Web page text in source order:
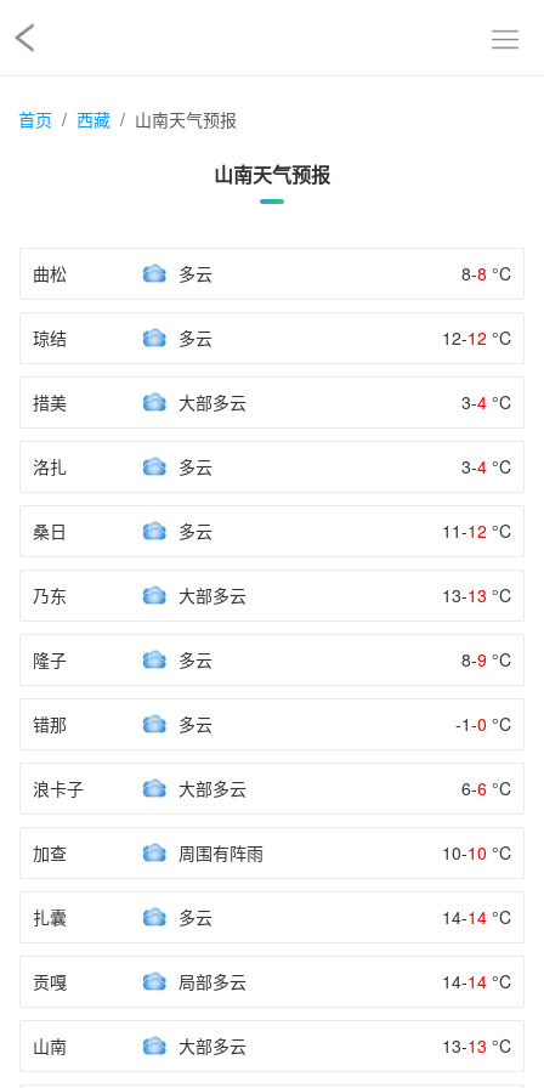
首页 西藏 山南天气预报
山南天气预报
曲松 多云 8-8 °C
琼结 多云 12-12 °C
措美 大部多云 3-4 °C
洛扎 多云 3-4 °C
桑日 多云 11-12 °C
乃东 大部多云 13-13 °C
隆子 多云 8-9 °C
错那 多云 -1-0 °C
浪卡子 大部多云 6-6 °C
加查 周围有阵雨 10-10 °C
扎囊 多云 14-14 °C
贡嘎 局部多云 14-14 °C
山南 大部多云 13-13 °C